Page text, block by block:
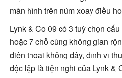
màn hình trên núm xoay điều
Lynk & Co 09 có 3 tuỳ chọn
hoặc 7 chỗ cùng không gian
điện thoại không dây, định vị
độc lập là tiện nghi của Lynk &